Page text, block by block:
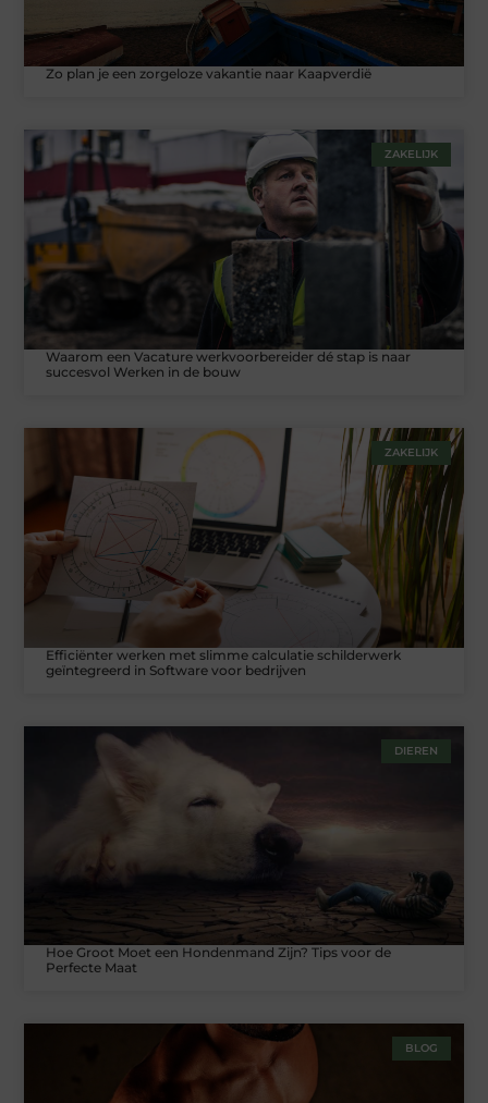
Zo plan je een zorgeloze vakantie naar Kaapverdië
ZAKELIJK
Waarom een Vacature werkvoorbereider dé stap is naar
succesvol Werken in de bouw
ZAKELIJK
Efficiënter werken met slimme calculatie schilderwerk
geïntegreerd in Software voor bedrijven
DIEREN
Hoe Groot Moet een Hondenmand Zijn? Tips voor de
Perfecte Maat
BLOG